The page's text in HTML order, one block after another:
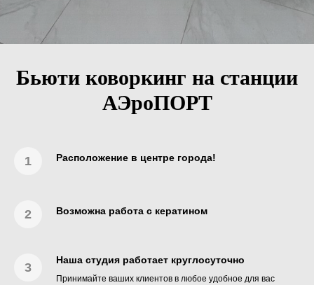
Бьюти коворкинг на станции
АЭроПОРТ
Расположение в центре города!
Возможна работа с кератином
Наша студия работает круглосуточно
Принимайте ваших клиентов в любое удобное для вас